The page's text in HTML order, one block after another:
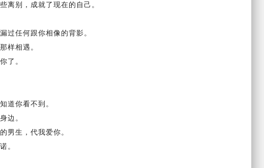
离别，成就了现在的自己。
过任何跟你相像的背影。
样相遇。
了。
道你看不到。
边。
男生，代我爱你。
。